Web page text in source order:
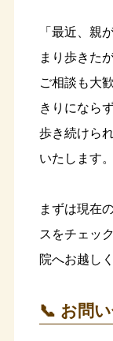
「最近、親
まり歩きた
ご相談も大
きりになら
歩き続けら
いたします。
まずは現在
スをチェッ
院へお越し
📞 お問